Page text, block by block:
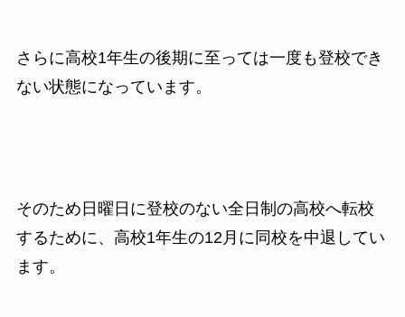
さらに高校1年生の後期に至っては一度も登校でき
ない状態になっています。
そのため日曜日に登校のない全日制の高校へ転校
するために、高校1年生の12月に同校を中退してい
ます。